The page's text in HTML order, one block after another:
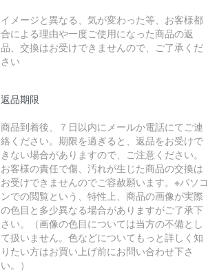
イメージと異なる、気が変わった等、お客様都
合による理由や一度ご使用になった商品の返
品、交換はお受けできませんので、ご了承くだ
さい
返品期限
商品到着後、７日以内にメールか電話にてご連
絡ください。期限を過ぎると、返品をお受けで
きない場合がありますので、ご注意ください。
お客様の責任で傷、汚れが生じた商品の交換は
お受けできませんのでご容赦願います。※パソコ
ンでの閲覧という、特性上、商品の画像が実際
の色目と多少異なる場合がありますがご了承下
さい。（画像の色目については当方の不備とし
て扱いません。色などについてもっと詳しく知
りたい方はお買い上げ前にお問い合わせ下さ
い。）